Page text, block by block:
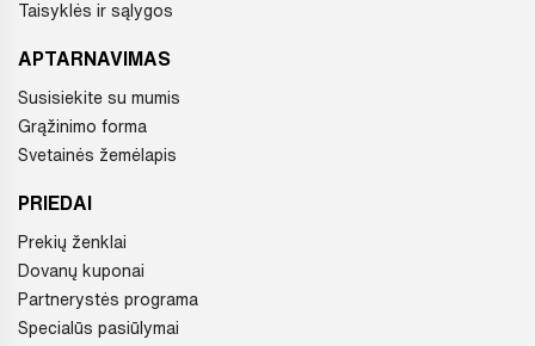
Taisyklės ir sąlygos
APTARNAVIMAS
Susisiekite su mumis
Grąžinimo forma
Svetainės žemėlapis
PRIEDAI
Prekių ženklai
Dovanų kuponai
Partnerystės programa
Specialūs pasiūlymai